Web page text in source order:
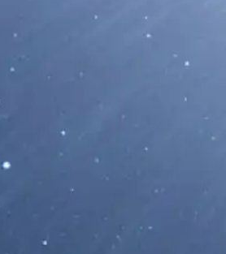
Llamarada Solar Sacude